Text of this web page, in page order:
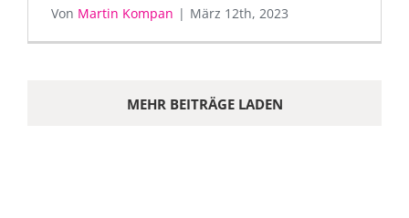
Von Martin Kompan | März 12th, 2023
MEHR BEITRÄGE LADEN